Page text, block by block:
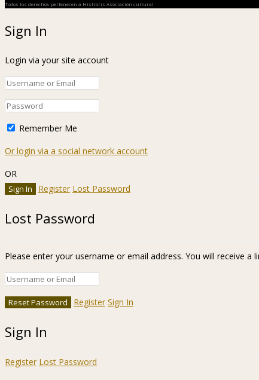
Todos los derechos pertenecen a Hislibris Asociación cultural
Sign In
Login via your site account
Remember Me
Or login via a social network account
OR
Register Lost Password
Lost Password
Please enter your username or email address. You will receive a
Register Sign In
Sign In
Register Lost Password